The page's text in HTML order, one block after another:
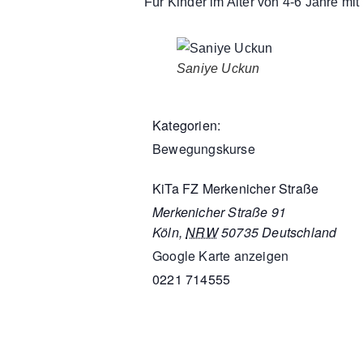
Saniye Uckun
Kategorien:
Bewegungskurse
KiTa FZ Merkenicher Straße
Merkenicher Straße 91
Köln, NRW50735 Deutschland
Google Karte anzeigen
0221 714555